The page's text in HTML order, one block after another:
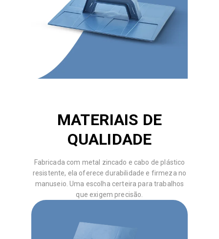
MATERIAIS DE
QUALIDADE
Fabricada com metal zincado e cabo de plástico
resistente, ela oferece durabilidade e firmeza no
manuseio. Uma escolha certeira para trabalhos
que exigem precisão.